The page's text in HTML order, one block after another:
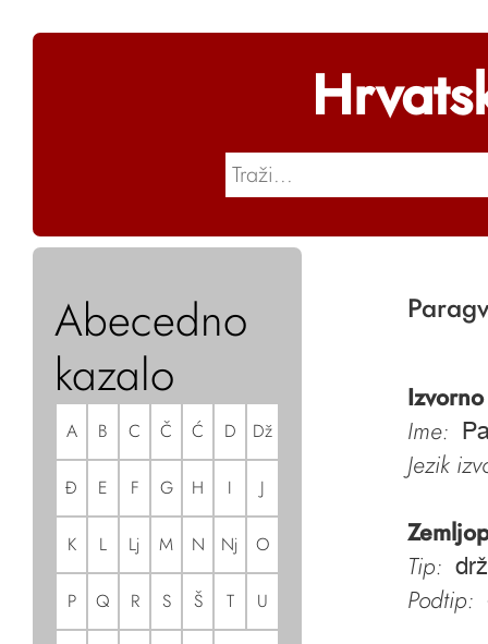
Abecedno
kazalo
A B C Č Ć D Dž
Đ E F G H I J
K L Lj M N Nj O
P Q R S Š T U
Ime:
Jezik
Tip:
Podtip: